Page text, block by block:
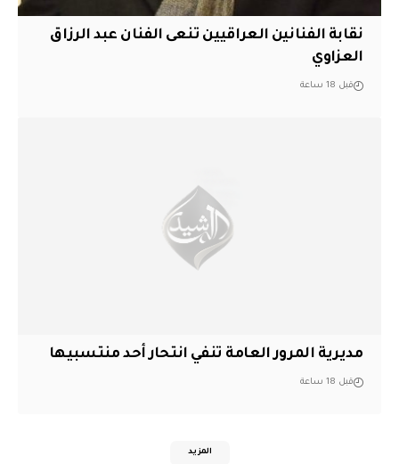
نقابة الفنانين العراقيين تنعى الفنان عبد الرزاق
العزاوي
قبل 18 ساعة
مديرية المرور العامة تنفي انتحار أحد منتسبيها
قبل 18 ساعة
المزيد